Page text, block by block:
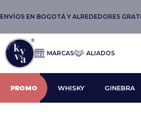
ENVÍOS EN BOGOTÁ Y ALREDEDORES
MARCAS ALIADOS
PROMO WHISKY GINEBRA